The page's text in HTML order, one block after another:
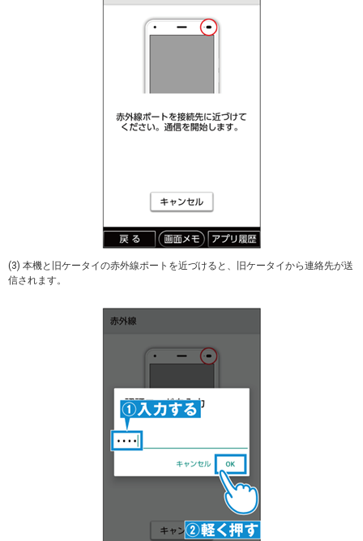
(3) 本機と旧ケータイの赤外線ポートを近づけると、旧ケータイから連絡先が送
信されます。